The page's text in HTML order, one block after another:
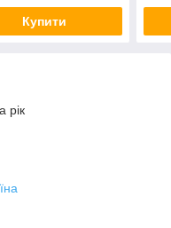
Купити
рік